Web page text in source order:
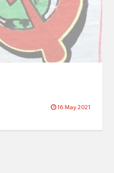
16 May 2021